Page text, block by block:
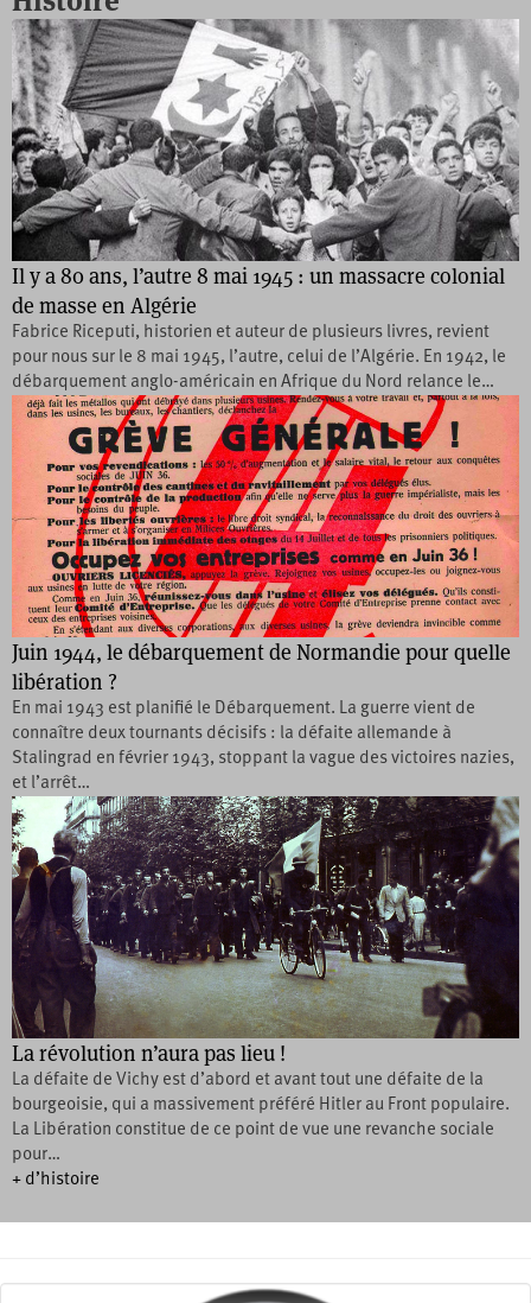
Il y a 80 ans, l’autre 8 mai 1945 : un massacre colonial
de masse en Algérie
Fabrice Riceputi, historien et auteur de plusieurs livres, revient
pour nous sur le 8 mai 1945, l’autre, celui de l’Algérie. En 1942, le
débarquement anglo-américain en Afrique du Nord relance le…
Juin 1944, le débarquement de Normandie pour quelle
libération ?
En mai 1943 est planifié le Débarquement. La guerre vient de
connaître deux tournants décisifs : la défaite allemande à
Stalingrad en février 1943, stoppant la vague des victoires nazies,
et l’arrêt…
La révolution n’aura pas lieu !
La défaite de Vichy est d’abord et avant tout une défaite de la
bourgeoisie, qui a massivement préféré Hitler au Front populaire.
La Libération constitue de ce point de vue une revanche sociale
pour…
+ d’histoire